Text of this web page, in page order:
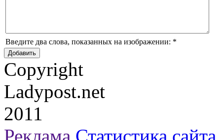
Введите два слова, показанных на изображении: *
Copyright
Ladypost.net
2011
Реклама Статистика сайта